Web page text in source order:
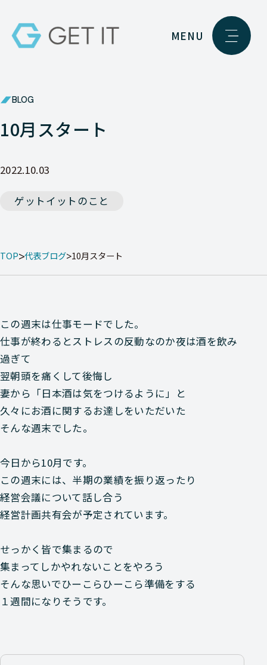
MENU
BLOG
10月スタート
2022.10.03
ゲットイットのこと
TOP 代表ブログ 10月スタート
この週末は仕事モードでした。
仕事が終わるとストレスの反動なのか夜は酒を飲み
過ぎて
翌朝頭を痛くして後悔し
妻から「日本酒は気をつけるように」と
久々にお酒に関するお達しをいただいた
そんな週末でした。
今日から10月です。
この週末には、半期の業績を振り返ったり
経営会議について話し合う
経営計画共有会が予定されています。
せっかく皆で集まるので
集まってしかやれないことをやろう
そんな思いでひーこらひーこら準備をする
１週間になりそうです。